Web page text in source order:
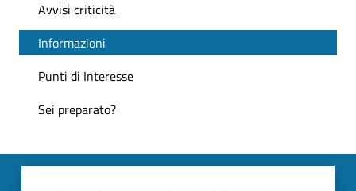
Avvisi criticità
Informazioni
Punti di Interesse
Sei preparato?